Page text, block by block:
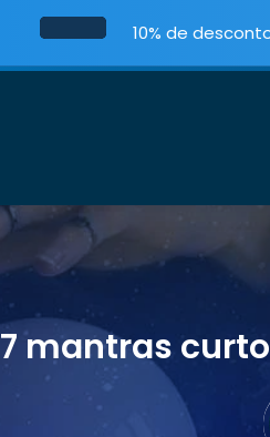
10% de
7 mantras